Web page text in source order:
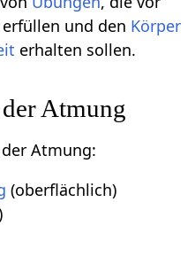
und den Körper
erhalten sollen.
Atmung
Atmung:
(oberflächlich)